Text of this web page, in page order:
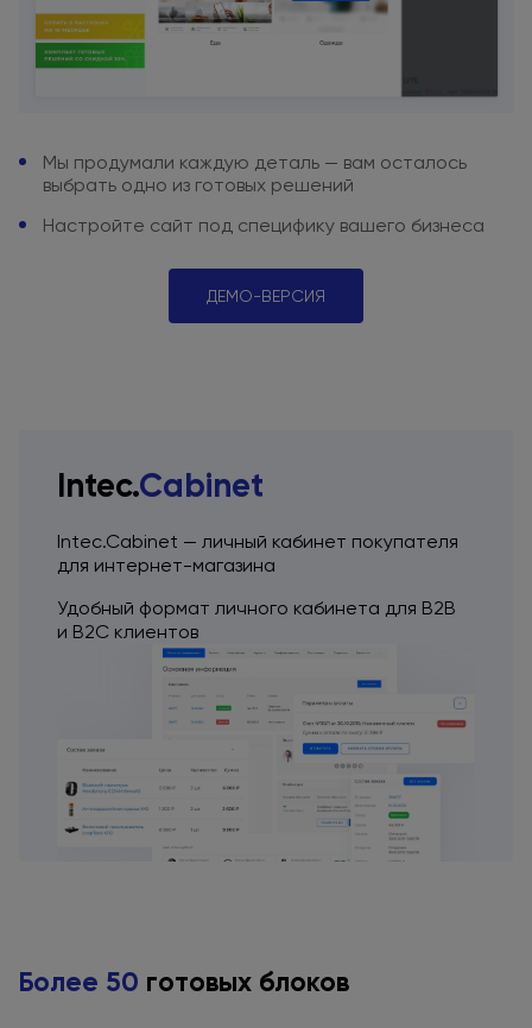
Мы продумали каждую деталь — вам осталось
выбрать одно из готовых решений
Настройте сайт под специфику вашего бизнеса
ДЕМО-ВЕРСИЯ
Intec.Cabinet
Intec.Cabinet — личный кабинет покупателя
для интернет-магазина
Удобный формат личного кабинета для B2B
и B2C клиентов
Более 50 готовых блоков